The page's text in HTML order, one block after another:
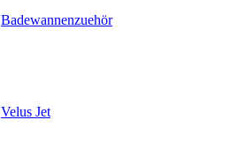
Badewannenzuehör
Velus Jet